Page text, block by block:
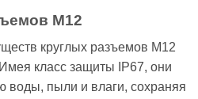
M12
круглых разъемов M12
класс защиты IP67, они
воды, пыли и влаги, сохраняя